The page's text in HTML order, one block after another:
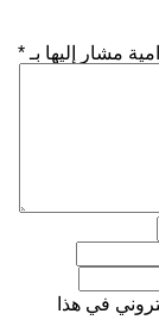
مشار إليها بـ *
في هذا